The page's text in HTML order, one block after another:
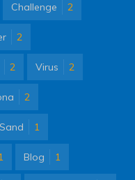
Challenge 2
2
2 Virus 2
2
Sand 1
Blog 1